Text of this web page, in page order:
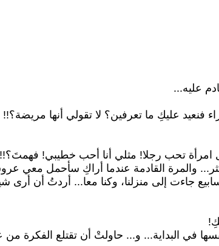
عليه...
فنعيد عليكِ ما تعرفين؟ لا تقولي أنها مريضة؟!!
امرأة تحب رجلا! مثلي أنا أحب خطيبي! فهمتَ؟!!
والمرة القادمة عندما أراكِ سأحمل معي
جاءت إلى منزلنا، وكنا معا... أردتُ أن
في البداية... و... حاولتْ أن تقتلع الفكرة من